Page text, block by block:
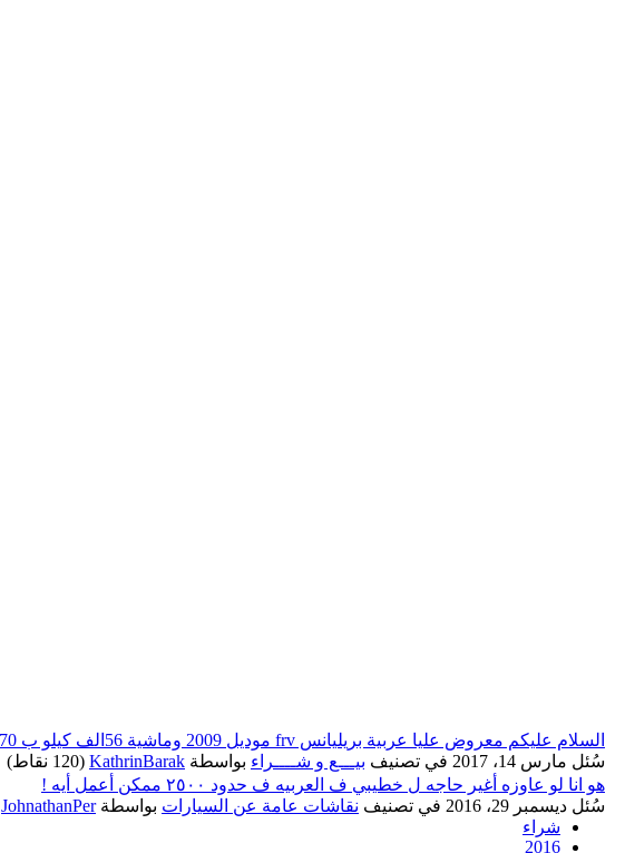
السلام عليكم معروض عليا عربية بريليانس frv موديل 2009 وماشية 56الف كيلو ب 70 الف كنت عاوز اعرف ايه العيوب وايه المميزات وفيه حاجة بنفس السعر بس احسن وشكرا مقدما
سُئل مارس 14، 2017 في تصنيف بيـــع و شــــراء بواسطة KathrinBarak
(
120 نقاط)
هو انا لو عاوزه أغير حاجه ل خطيبي ف العربيه ف حدود ٢٥٠٠ ممكن أعمل أيه !
سُئل ديسمبر 29، 2016 في تصنيف نقاشات عامة عن السيارات بواسطةJohnathanPer
شراء
2016